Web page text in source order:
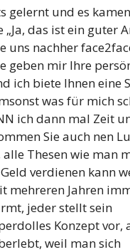
gelernt und es
„Ja, das ist ein guter
uns nachher
geben mir Ihre
ich biete Ihnen eine
was für mich
ich dann mal Zeit
Sie auch nen
Thesen wie man
verdienen kann
mehreren Jahren
jeder stellt sein
Konzept vor,
weil man sich